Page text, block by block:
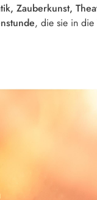
Zauberkunst,
, die sie in die